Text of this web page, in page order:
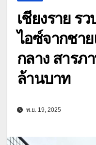
เชียงราย ร
ไอซ์จากชา
กลาง สารภ
ล้านบาท
พ.ย. 19, 2025